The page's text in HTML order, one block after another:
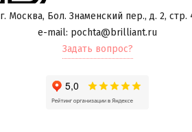
г. Москва, Бол. Знаменский пер., д. 2, стр.
e-mail: pochta@brilliant.ru
Задать вопрос?